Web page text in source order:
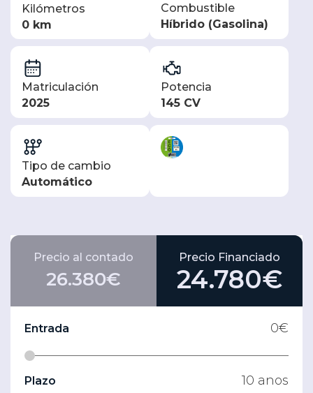
Kilómetros
0 km
Combustible
Híbrido (Gasolina)
Matriculación
2025
Potencia
145 CV
Tipo de cambio
Automático
Precio al contado
26.380€
Precio Financiado
24.780€
Entrada 0€
Plazo 10 anos